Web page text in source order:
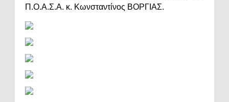
Π.Ο.Α.Σ.Α. κ. Κωνσταντίνος ΒΟΡΓΙΑΣ.